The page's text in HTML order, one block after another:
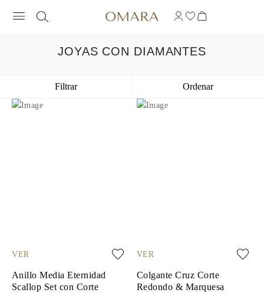
JOYAS CON DIAMANTES
Filtrar Ordenar
VER
Anillo Media Eternidad
Scallop Set con Corte
VER
Colgante Cruz Corte
Redondo & Marquesa